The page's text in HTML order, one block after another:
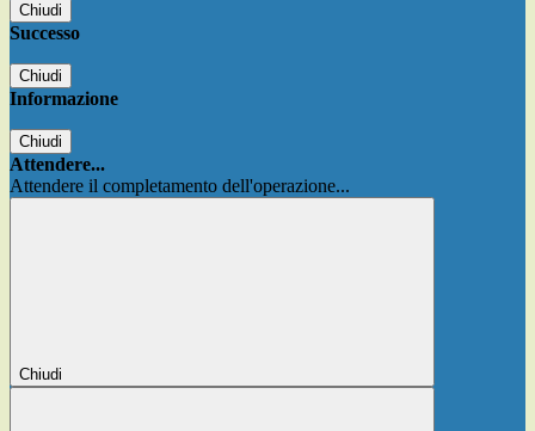
Chiudi
Successo
Chiudi
Informazione
Chiudi
Attendere...
Attendere il completamento dell'operazione...
Chiudi